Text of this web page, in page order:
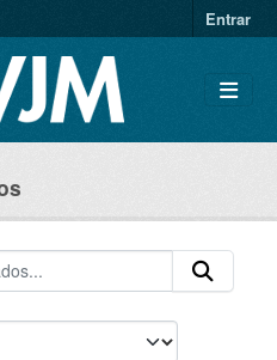
Entrar